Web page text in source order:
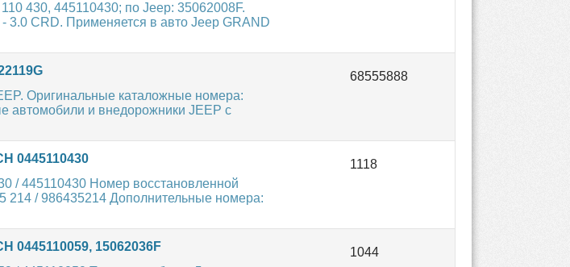
430, 445110430; по Jeep: 35062008F.
3.0 CRD. Применяется в авто Jeep GRAND
Оригинальные каталожные номера:
автомобили и внедорожники JEEP с
0445110430
/ 445110430 Номер восстановленной
214 / 986435214 Дополнительные номера:
0445110059, 15062036F